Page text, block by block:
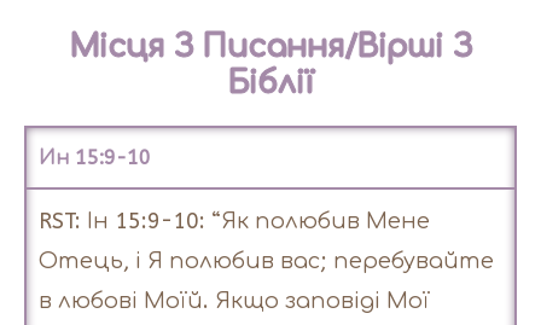
Місця З Писання/Вірші З
Біблії
Ин 15:9-10
RST: Ін 15:9-10: “Як полюбив Мене
Отець, і Я полюбив вас; перебувайте
в любові Моїй. Якщо заповіді Мої